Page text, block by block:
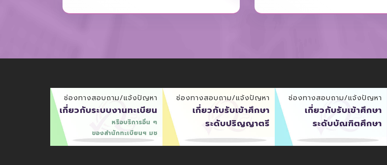
ช่องทางสอบถาม/แจ้งปัญหา
เกี่ยวกับระบบงานทะเบียน
หรือบริการอื่น ๆ
ของสำนักทะเบียนฯ มช
ช่องทางสอบถาม/แจ้งปัญหา
เกี่ยวกับรับเข้าศึกษา
ระดับปริญญาตรี
ช่องทางสอบถาม/แจ้งปัญหา
เกี่ยวกับรับเข้าศึกษา
ระดับบัณฑิตศึกษา